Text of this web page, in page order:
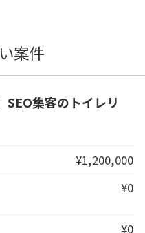
案件
SEO集客のトイレリ
¥1,200,000
¥0
¥0